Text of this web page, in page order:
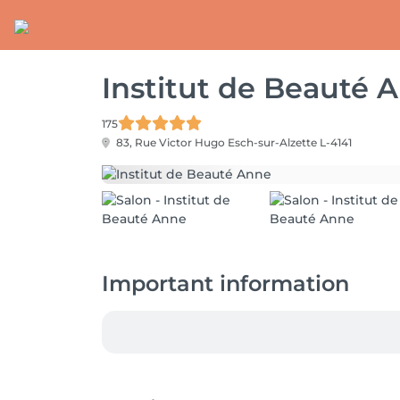
Institut de Beauté
175
83, Rue Victor Hugo Esch-sur-Alzette L-4141
Important information